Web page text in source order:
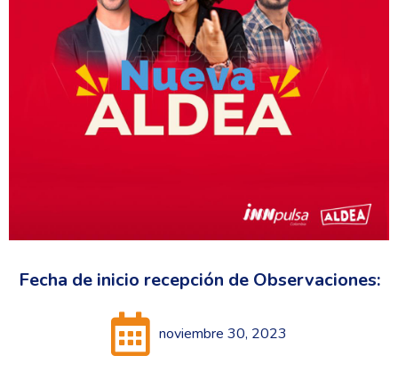
Fecha de inicio recepción de Observaciones:
noviembre 30, 2023